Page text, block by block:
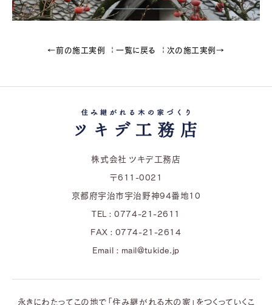
←前の施工実例 一覧に戻る 次の施工実例→
株式会社 ツキデ工務店
〒611-0021
京都府宇治市宇治野神94番地10
TEL : 0774-21-2611
FAX : 0774-21-2614
Email : mail@tukide.jp
永きにわたってこの地で「住み継がれる木の家」をつくっていくこ